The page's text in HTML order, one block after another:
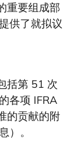
重要组成部
供了就拟议
括第 51 次
各项 IFRA
的贡献的附
）。